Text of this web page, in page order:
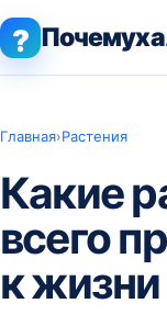
? Почемуха
Главная›Растения
Какие
всего
к